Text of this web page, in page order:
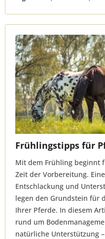
Frühlingstipps für
Mit dem Frühling beginnt
Zeit der Vorbereitung.
Entschlackung und
legen den Grundstein für
Ihrer Pferde. In diesem
rund um
natürliche Unterstützung